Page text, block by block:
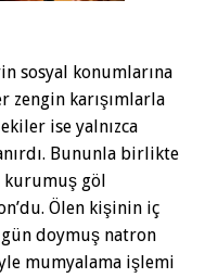
sosyal konumlarına
zengin karışımlarla
ise yalnızca
Bununla birlikte
kurumuş göl
Ölen kişinin iç
gün doymuş natron
mumyalama işlemi